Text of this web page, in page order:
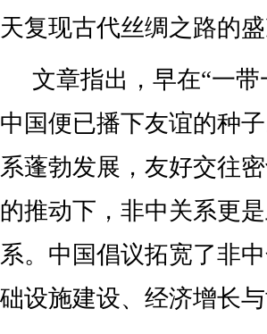
天复现古代丝绸之路的盛
文章指出，早在“一
中国便已播下友谊的种
系蓬勃发展，友好交往
的推动下，非中关系更
系。中国倡议拓宽了非
础设施建设、经济增长